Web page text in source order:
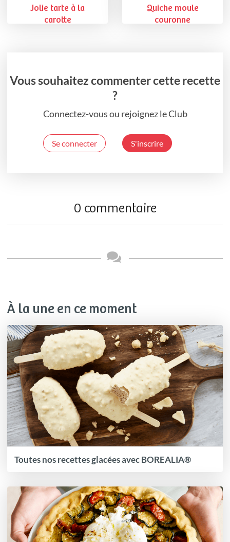
Jolie tarte à la
carotte
Quiche moule
couronne
Vous souhaitez commenter cette recette
?
Connectez-vous ou rejoignez le Club
Se connecter S'inscrire
0 commentaire
À la une en ce moment
Toutes nos recettes glacées avec BOREALIA®